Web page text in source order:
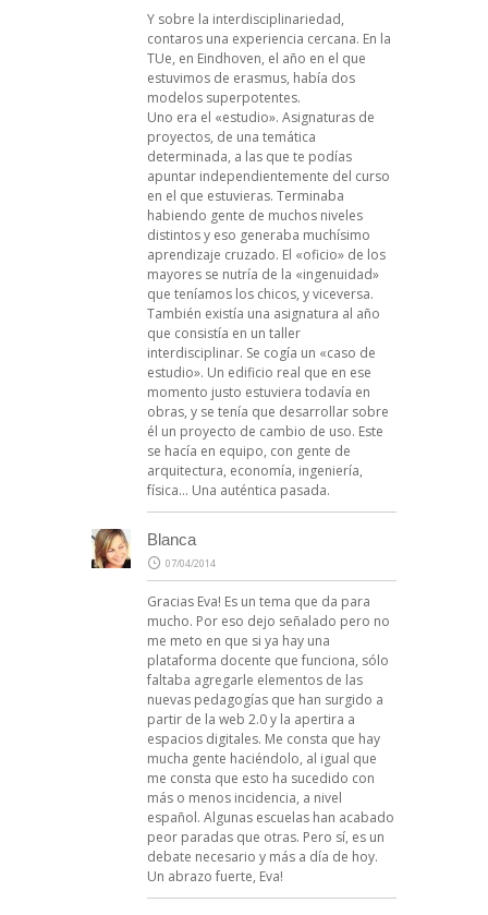
Y sobre la interdisciplinariedad,
contaros una experiencia cercana. En la
TUe, en Eindhoven, el año en el que
estuvimos de erasmus, había dos
modelos superpotentes.
Uno era el «estudio». Asignaturas de
proyectos, de una temática
determinada, a las que te podías
apuntar independientemente del curso
en el que estuvieras. Terminaba
habiendo gente de muchos niveles
distintos y eso generaba muchísimo
aprendizaje cruzado. El «oficio» de los
mayores se nutría de la «ingenuidad»
que teníamos los chicos, y viceversa.
También existía una asignatura al año
que consistía en un taller
interdisciplinar. Se cogía un «caso de
estudio». Un edificio real que en ese
momento justo estuviera todavía en
obras, y se tenía que desarrollar sobre
él un proyecto de cambio de uso. Este
se hacía en equipo, con gente de
arquitectura, economía, ingeniería,
física… Una auténtica pasada.
Blanca
07/04/2014
Gracias Eva! Es un tema que da para
mucho. Por eso dejo señalado pero no
me meto en que si ya hay una
plataforma docente que funciona, sólo
faltaba agregarle elementos de las
nuevas pedagogías que han surgido a
partir de la web 2.0 y la apertira a
espacios digitales. Me consta que hay
mucha gente haciéndolo, al igual que
me consta que esto ha sucedido con
más o menos incidencia, a nivel
español. Algunas escuelas han acabado
peor paradas que otras. Pero sí, es un
debate necesario y más a día de hoy.
Un abrazo fuerte, Eva!